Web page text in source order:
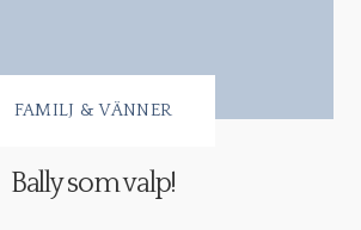
FAMILJ & VÄNNER
Bally som valp!